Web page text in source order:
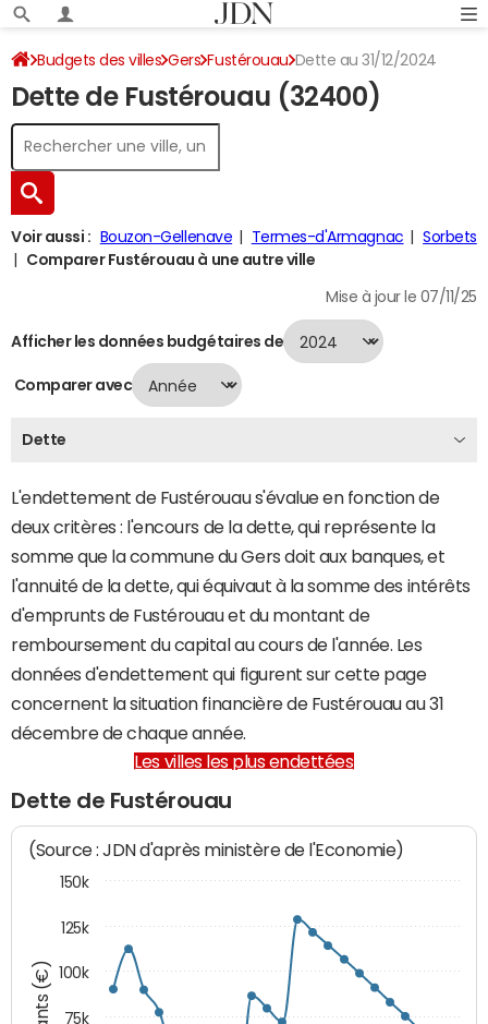
Budgets des villes Gers Fustérouau Dette au 31/12/2024
Dette de Fustérouau (32400)
Voir aussi : Bouzon-Gellenave Termes-d'Armagnac
Sorbets
Comparer Fustérouau à une autre ville
Mise à jour le 07/11/25
Afficher les données budgétaires de
Comparer avec
Dette
L'endettement de Fustérouau s'évalue en fonction de
deux critères : l'encours de la dette, qui représente la
somme que la commune du Gers doit aux banques, et
l'annuité de la dette, qui équivaut à la somme des intérêts
d'emprunts de Fustérouau et du montant de
remboursement du capital au cours de l'année. Les
données d'endettement qui figurent sur cette page
concernent la situation financière de Fustérouau au 31
décembre de chaque année.
Les villes les plus endettées
Dette de Fustérouau
(Source : JDN d'après ministère de l'Economie)
75k
100k
125k
150k